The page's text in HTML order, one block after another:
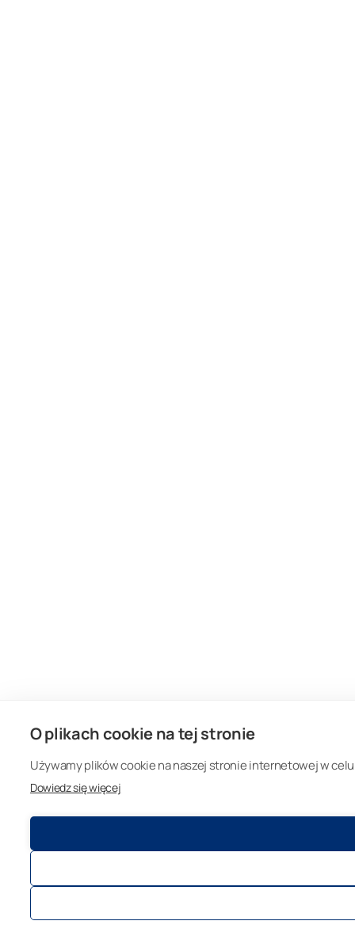
O plikach cookie na tej stronie
Używamy plików cookie na naszej stronie internetowej w
Dowiedz się więcej